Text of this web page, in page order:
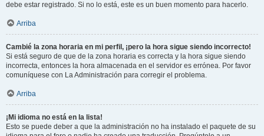
debe estar registrado. Si no lo está, este es un buen momento para hacerlo.
Arriba
Cambié la zona horaria en mi perfil, ¡pero la hora sigue siendo incorrecto!
Si está seguro de que de la zona horaria es correcta y la hora sigue siendo
incorrecta, entonces la hora almacenada en el servidor es errónea. Por favor
comuníquese con La Administración para corregir el problema.
Arriba
¡Mi idioma no está en la lista!
Esto se puede deber a que la administración no ha instalado el paquete de su